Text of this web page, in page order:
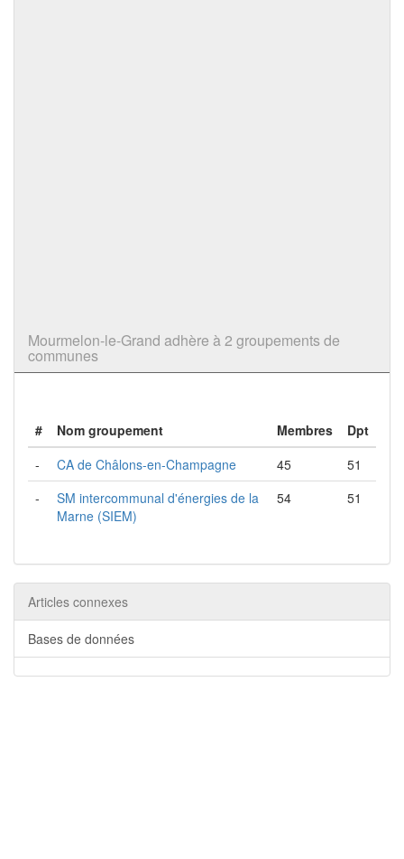
Mourmelon-le-Grand adhère à 2 groupements de
communes
# Nom groupement Membres
Dpt
-
CA de Châlons-en-Champagne 45
51
-
SM intercommunal d'énergies de la
Marne (SIEM)
54 51
Articles connexes
Bases de données